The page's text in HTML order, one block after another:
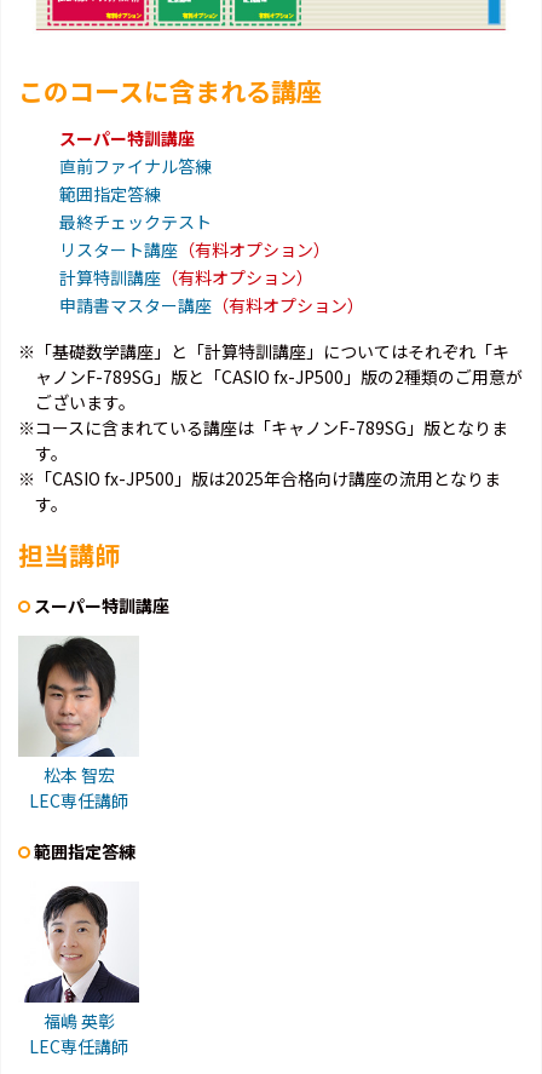
このコースに含まれる講座
スーパー特訓講座
直前ファイナル答練
範囲指定答練
最終チェックテスト
リスタート講座 （有料オプション）
計算特訓講座 （有料オプション）
申請書マスター講座 （有料オプション）
※「基礎数学講座」と「計算特訓講座」についてはそれぞれ「キ
ャノンF-789SG」版と「CASIO fx-JP500」版の2種類のご用意が
ございます。
※コースに含まれている講座は「キャノンF-789SG」版となりま
す。
※「CASIO fx-JP500」版は2025年合格向け講座の流用となりま
す。
担当講師
スーパー特訓講座
松本 智宏
LEC専任講師
範囲指定答練
福嶋 英彰
LEC専任講師